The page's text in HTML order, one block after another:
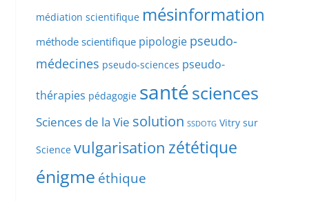
e
s
médiation scientifique mésinformation
méthode scientifique pipologie pseudo-
médecines pseudo-sciences pseudo-
thérapies pédagogie santésciences
Sciences de la Vie solution SSDOTG Vitry sur
Science vulgarisation zététique
énigme éthique